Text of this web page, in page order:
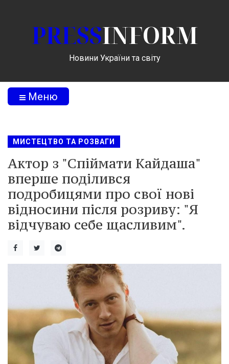
PRESSINFORM
Новини України та світу
Меню
МИСТЕЦТВО ТА РОЗВАГИ
Актор з "Спіймати Кайдаша"
вперше поділився
подробицями про свої нові
відносини після розриву: "Я
відчуваю себе щасливим".